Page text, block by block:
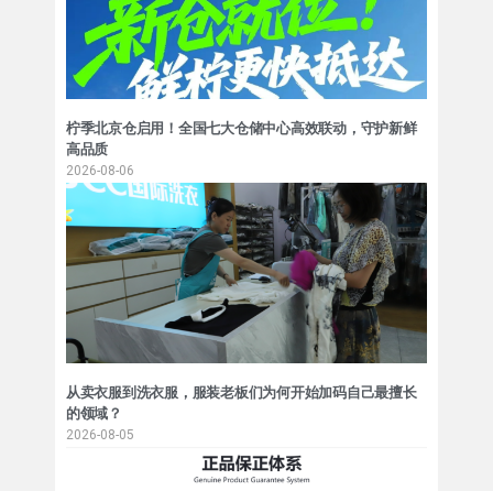
柠季北京仓启用！全国七大仓储中心高效联动，守护新鲜
高品质
2026-08-06
从卖衣服到洗衣服，服装老板们为何开始加码自己最擅长
的领域？
2026-08-05